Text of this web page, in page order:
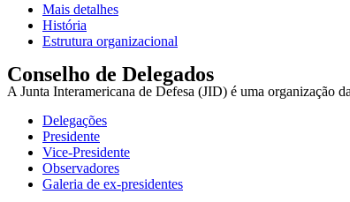
Mais detalhes
História
Estrutura organizacional
Conselho de Delegados
A Junta Interamericana de Defesa (JID) é uma organização
Delegações
Presidente
Vice-Presidente
Observadores
Galeria de ex-presidentes